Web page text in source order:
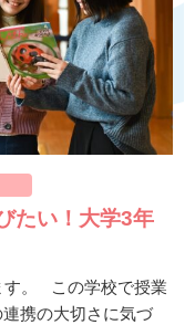
たい！大学3年
す。 この学校で授業
携の大切さに気づ